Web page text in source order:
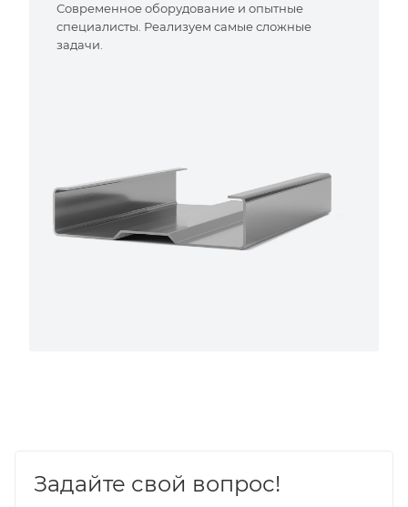
Современное оборудование и опытные
специалисты. Реализуем самые сложные
задачи.
Задайте свой вопрос!